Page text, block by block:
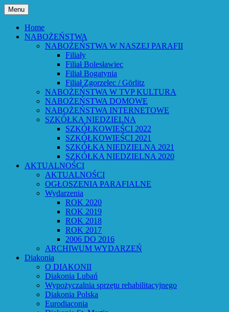
Przejdź
do
treściParafia Ewangelicko-
Augsburska w Lubaniu
czynię – Obj 21,5 – Słowo Boże Roku
Pańskiego 2026
Menu
Home
NABOŻEŃSTWA
NABOŻEŃSTWA W NASZEJ PARAFII
Filiały
Filiał Bolesławiec
Filiał Bogatynia
Filiał Zgorzelec / Görlitz
NABOŻEŃSTWA W TVP KULTURA
NABOŻEŃSTWA DOMOWE
NABOŻEŃSTWA INTERNETOWE
SZKÓŁKA NIEDZIELNA
SZKÓŁKOWIEŚCI 2022
SZKÓŁKOWIEŚCI 2021
SZKÓŁKA NIEDZIELNA 2021
SZKÓŁKA NIEDZIELNA 2020
AKTUALNOŚCI
AKTUALNOŚCI
OGŁOSZENIA PARAFIALNE
Wydarzenia
ROK 2020
ROK 2019
ROK 2018
ROK 2017
2006 DO 2016
ARCHIWUM WYDARZEŃ
Diakonia
O DIAKONII
Diakonia Lubań
Wypożyczalnia sprzętu rehabilitacyjnego
Diakonia Polska
Eurodiaconia